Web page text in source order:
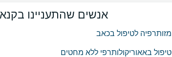
אנשים שהתעניינו
מזותרפיה לטיפול בכאב
טיפול באאוריקולותרפי ללא מחטים